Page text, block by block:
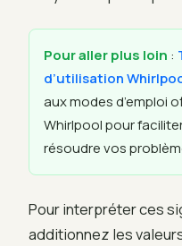
Pour aller plus loin :
d’utilisation
aux modes d’emploi
Whirlpool pour
résoudre vos
Pour interpréter ces
additionnez les